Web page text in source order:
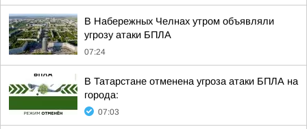
В Набережных Челнах утром объявляли
угрозу атаки БПЛА
07:24
В Татарстане отменена угроза атаки БПЛА на
города:
07:03